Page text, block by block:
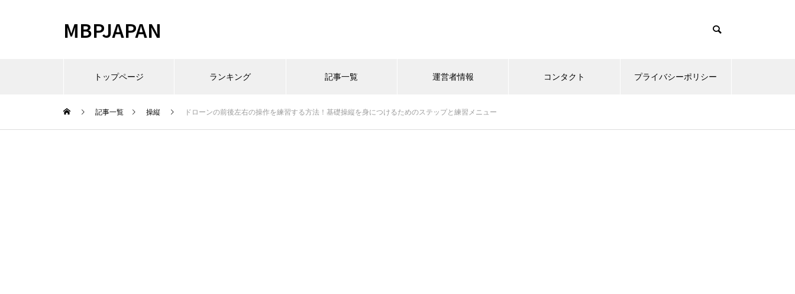
MBPJAPAN
トップページ ランキング 記事一覧 運営者情報 コンタクト プライバシーポリシー
記事一覧 操縦 ドローンの前後左右の操作を練習する方法！基礎操縦を身につけるためのステップと練習メニュー